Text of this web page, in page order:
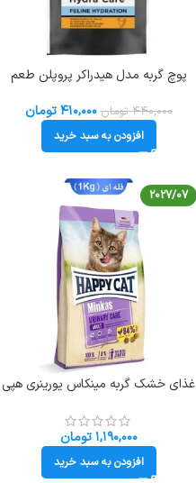
پوچ گربه مدل هیدراکر پروپلن طعم
Care
۴۴۰,۰۰۰ تومان ۴۱۰,۰۰۰ تومان
افزودن به سبد خرید
2027/07
غذای خشک گربه مینکاس یورینری هپی
Happycat Urinary
۱,۱۹۰,۰۰۰ تومان
افزودن به سبد خرید